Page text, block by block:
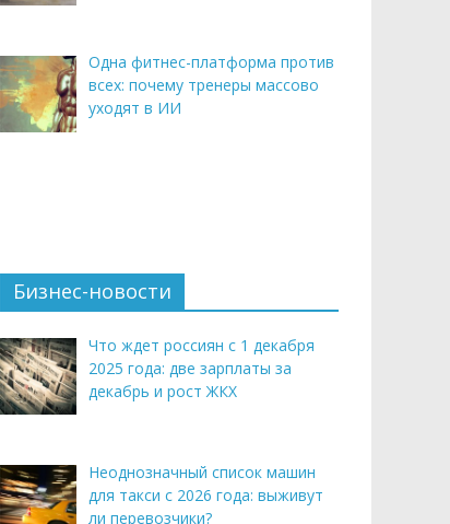
Одна фитнес-платформа против
всех: почему тренеры массово
уходят в ИИ
Бизнес-новости
Что ждет россиян с 1 декабря
2025 года: две зарплаты за
декабрь и рост ЖКХ
Неоднозначный список машин
для такси с 2026 года: выживут
ли перевозчики?